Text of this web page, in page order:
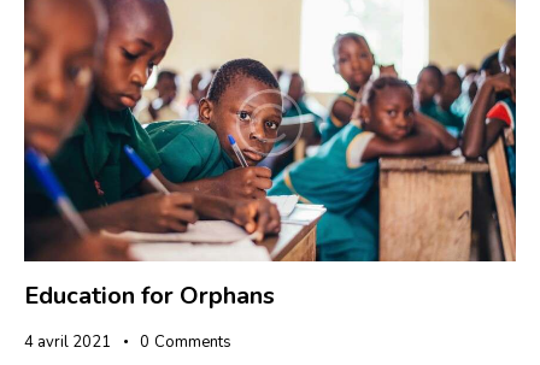
Education for Orphans
4 avril 2021 0 Comments